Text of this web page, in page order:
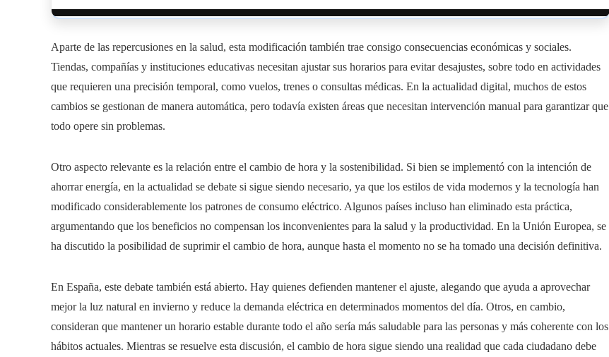
Aparte de las repercusiones en la salud, esta modificación también trae consigo consecuencias económicas y sociales.
Tiendas, compañías y instituciones educativas necesitan ajustar sus horarios para evitar desajustes, sobre todo en actividades
que requieren una precisión temporal, como vuelos, trenes o consultas médicas. En la actualidad digital, muchos de estos
cambios se gestionan de manera automática, pero todavía existen áreas que necesitan intervención manual para garantizar que
todo opere sin problemas.
Otro aspecto relevante es la relación entre el cambio de hora y la sostenibilidad. Si bien se implementó con la intención de
ahorrar energía, en la actualidad se debate si sigue siendo necesario, ya que los estilos de vida modernos y la tecnología han
modificado considerablemente los patrones de consumo eléctrico. Algunos países incluso han eliminado esta práctica,
argumentando que los beneficios no compensan los inconvenientes para la salud y la productividad. En la Unión Europea, se
ha discutido la posibilidad de suprimir el cambio de hora, aunque hasta el momento no se ha tomado una decisión definitiva.
En España, este debate también está abierto. Hay quienes defienden mantener el ajuste, alegando que ayuda a aprovechar
mejor la luz natural en invierno y reduce la demanda eléctrica en determinados momentos del día. Otros, en cambio,
consideran que mantener un horario estable durante todo el año sería más saludable para las personas y más coherente con los
hábitos actuales. Mientras se resuelve esta discusión, el cambio de hora sigue siendo una realidad que cada ciudadano debe